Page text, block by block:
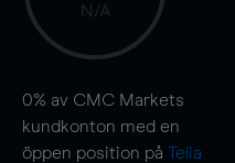
N/A
0% av CMC Markets
kundkonton med en
öppen position på Telia